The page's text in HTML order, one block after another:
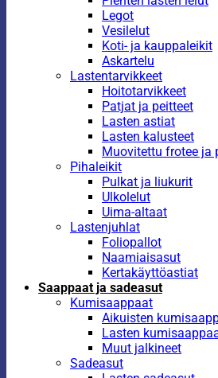
Legot
Vesilelut
Koti- ja kauppaleikit
Askartelu
Lastentarvikkeet
Hoitotarvikkeet
Patjat ja peitteet
Lasten astiat
Lasten kalusteet
Muovitettu frotee ja
Pihaleikit
Pulkat ja liukurit
Ulkolelut
Uima-altaat
Lastenjuhlat
Foliopallot
Naamiaisasut
Kertakäyttöastiat
Saappaat ja sadeasut
Kumisaappaat
Aikuisten
Lasten
Muut jalkineet
Sadeasut